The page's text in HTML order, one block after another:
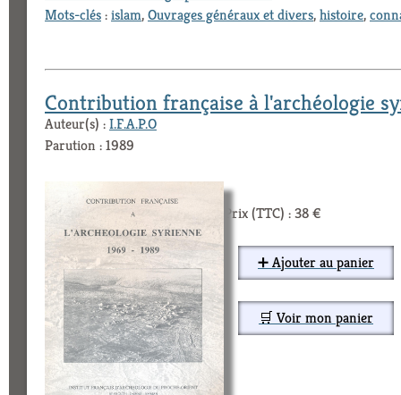
Mots-clés:islam,Ouvrages généraux et divers,histoire,
Contribution française à l'archéologie
Auteur(s) :I.F.A.P.O
Parution : 1989
Prix (TTC) : 38 €
➕ Ajouter au panier
🛒 Voir mon panier